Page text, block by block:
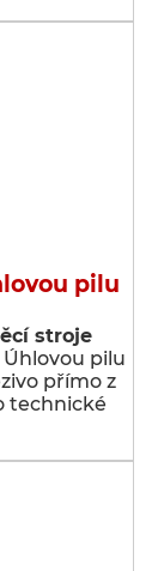
pilu
stroje
pilu
přímo z
technické